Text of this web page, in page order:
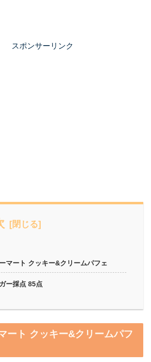
スポンサーリンク
マート クッキー&クリームパフェ
ー採点 85点
ート クッキー&クリームパフ